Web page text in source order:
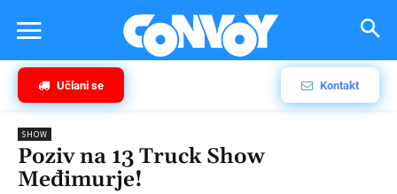
Učlani se Kontakt
SHOW
Poziv na 13 Truck Show
Međimurje!